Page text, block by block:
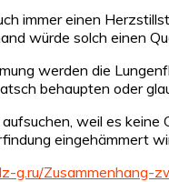
immer einen
würde solch einen
werden die
behaupten oder
weil es
eingehämmert
g.ru/Zusammenhang-